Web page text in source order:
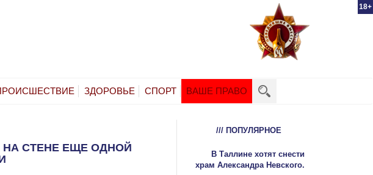
18+
ЗДОРОВЬЕ СПОРТ ВАШЕ ПРАВО
СТЕНЕ ЕЩЕ ОДНОЙ
/// ПОПУЛЯРНОЕ
В Таллине хотят снести
храм Александра Невского.